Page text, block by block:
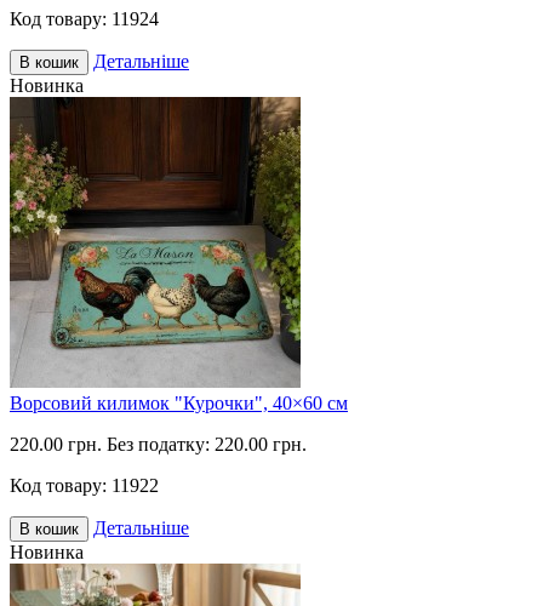
Код товару: 11924
В кошик
Детальніше
Новинка
Ворсовий килимок "Курочки", 40×60 см
220.00 грн. Без податку: 220.00 грн.
Код товару: 11922
В кошик
Детальніше
Новинка